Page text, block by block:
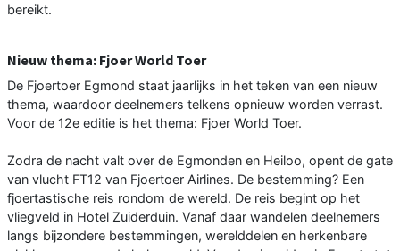
bereikt.
Nieuw thema: Fjoer World Toer
De Fjoertoer Egmond staat jaarlijks in het teken van een nieuw
thema, waardoor deelnemers telkens opnieuw worden verrast.
Voor de 12e editie is het thema: Fjoer World Toer.
Zodra de nacht valt over de Egmonden en Heiloo, opent de gate
van vlucht FT12 van Fjoertoer Airlines. De bestemming? Een
fjoertastische reis rondom de wereld. De reis begint op het
vliegveld in Hotel Zuiderduin. Vanaf daar wandelen deelnemers
langs bijzondere bestemmingen, werelddelen en herkenbare